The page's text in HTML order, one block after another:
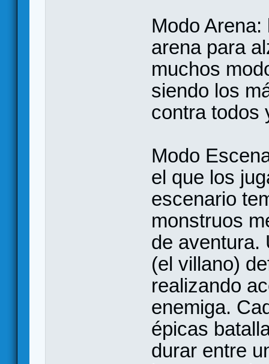
Modo
arena para
muchos
siendo los
contra todos
Modo
el que los
escenario
monstruos
de aventura.
(el villano)
realizando
enemiga.
épicas
durar entre